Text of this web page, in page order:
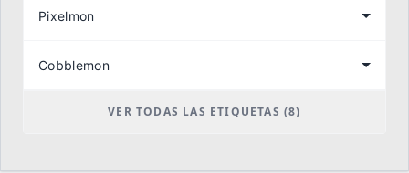
Pixelmon
Cobblemon
VER TODAS LAS ETIQUETAS (8)